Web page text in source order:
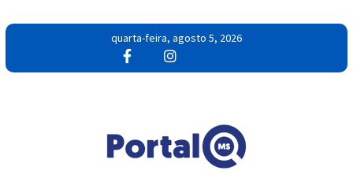
quarta-feira, agosto 5, 2026